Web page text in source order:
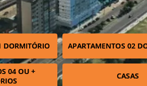
DORMITÓRIO APARTAMENTOS 02
04 OU +
CASAS